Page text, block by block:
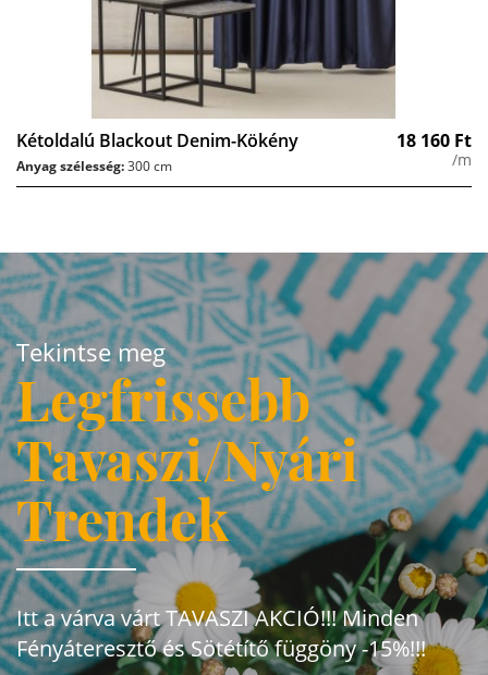
Kétoldalú Blackout Denim-Kökény 18 160 Ft
/m
Anyag szélesség:300 cm
Tekintse meg
Legfrissebb
Tavaszi/Nyári
Trendek
Itt a várva várt TAVASZI AKCIÓ!!! Minden
Fényáteresztő és Sötétítő függöny -15%!!!